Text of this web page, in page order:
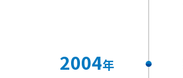
2004年